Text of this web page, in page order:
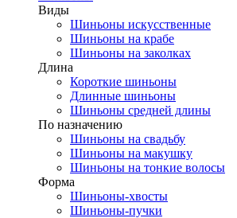
Виды
Шиньоны искусственные
Шиньоны на крабе
Шиньоны на заколках
Длина
Короткие шиньоны
Длинные шиньоны
Шиньоны средней длины
По назначению
Шиньоны на свадьбу
Шиньоны на макушку
Шиньоны на тонкие волосы
Форма
Шиньоны-хвосты
Шиньоны-пучки